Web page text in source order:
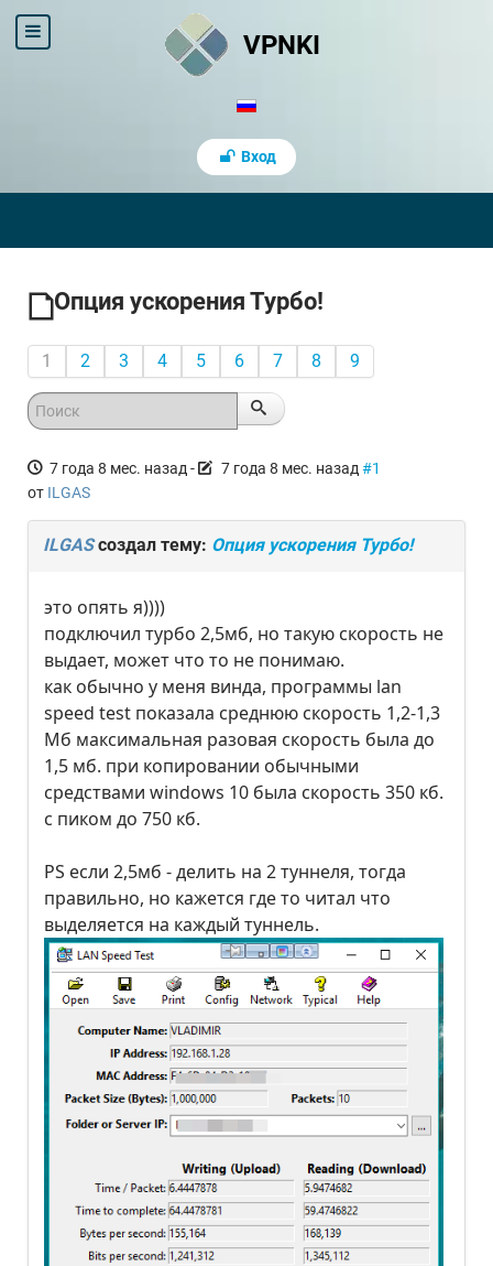
VPNKI
Вход
Опция ускорения Турбо!
1 2 3 4 5 6 7 8 9
7 года 8 мес. назад - 7 года 8 мес. назад #1
от ILGAS
ILGASсоздал тему: Опция ускорения Турбо!
это опять я))))
подключил турбо 2,5мб, но такую скорость не
выдает, может что то не понимаю.
как обычно у меня винда, программы lan
speed test показала среднюю скорость 1,2-1,3
Мб максимальная разовая скорость была до
1,5 мб. при копировании обычными
средствами windows 10 была скорость 350 кб.
с пиком до 750 кб.
PS если 2,5мб - делить на 2 туннеля, тогда
правильно, но кажется где то читал что
выделяется на каждый туннель.